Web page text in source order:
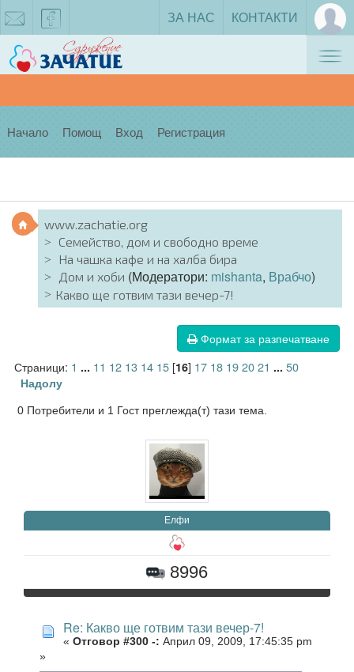
facebook
ЗА НАС КОНТАКТИ
Начало Помощ Вход Регистрация
www.zachatie.org
Семейство, дом и свободно време
На чашка кафе и на халба бира
Дом и хоби (Модератори: mishanta, Врабчо)
Какво ще готвим тази вечер-7!
Формат за разпечатване
Страници: 1 ... 11 12 13 14 15[16] 17 18 192021 ... 50
Надолу
0 Потребители и 1 Гост преглежда(т) тази тема.
Елфи
8996
Re: Какво ще готвим тази вечер-7!
« Отговор #300 -: Април 09, 2009, 17:45:35 pm
»